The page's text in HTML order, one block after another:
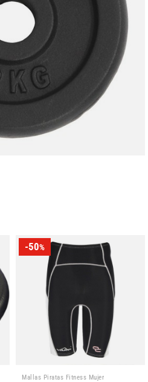
-50%
Mallas Piratas Fitness Mujer